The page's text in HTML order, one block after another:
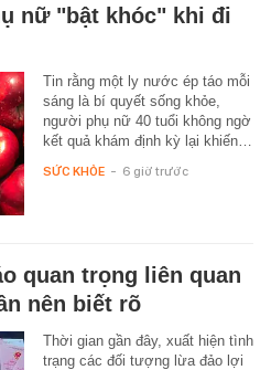
nữ "bật khóc" khi đi
Tin rằng một ly nước ép táo mỗi
sáng là bí quyết sống khỏe,
người phụ nữ 40 tuổi không ngờ
kết quả khám định kỳ lại khiến…
SỨC KHỎE - 6 giờ trước
quan trọng liên quan
nên biết rõ
Thời gian gần đây, xuất hiện tình
trạng các đối tượng lừa đảo lợi